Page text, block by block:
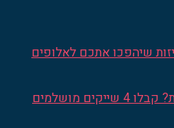
מחפשים מתכון לשייק בריאות? קבלו 4 שייקים מושלמים